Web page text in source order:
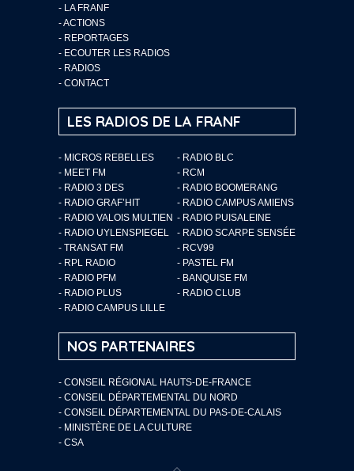
- LA FRANF
-ACTIONS
- REPORTAGES
- ECOUTER LES RADIOS
- RADIOS
- CONTACT
LES RADIOS DE LA FRANF
- MICROS REBELLES
- RADIO BLC
- MEET FM
- RCM
- RADIO 3 DES
- RADIO BOOMERANG
- RADIO GRAF’HIT
- RADIO CAMPUS AMIENS
- RADIO VALOIS MULTIEN - RADIO PUISALEINE
- RADIO UYLENSPIEGEL
- RADIO SCARPE SENSÉE
- TRANSAT FM
- RCV99
- RPL RADIO
- PASTEL FM
- RADIO PFM
- BANQUISE FM
- RADIO PLUS
- RADIO CLUB
- RADIO CAMPUS LILLE
NOS PARTENAIRES
- CONSEIL RÉGIONAL HAUTS-DE-FRANCE
- CONSEIL DÉPARTEMENTAL DU NORD
- CONSEIL DÉPARTEMENTAL DU PAS-DE-CALAIS
- MINISTÈRE DE LA CULTURE
- CSA